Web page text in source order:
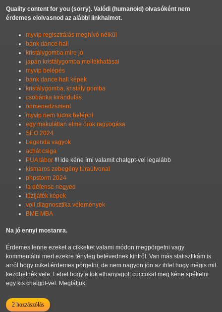
Quality content for you (sorry). Valódi (humanoid) olvasóként nem
érdemes elolvasnod az alábbi linkhalmot.
myvip regisztrálás meghívó nélkül
bank dance hall
kristálygomba mire jó
japán kristálygomba mellékhatásai
myvip belépés
bank dance hall képek
kristálygomba, kristály gomba
csobánka kirándulás
önmenedzsment
myvip nem tudok belépni
egy makulátlan elme örök ragyogása
SEO 2024
Legenda vagyok
achát csiga
PUA tábor !!! ide kéne írni valamit chatgpt-vel legalább
kismaros zebegény túraútvonal
phpstorm 2024
la défense negyed
tüzijáték képek
voll diagnosztika vélemények
BME MBA
Na jó ennyi mostanra.
Érdemes lenne ezeket a cikkeket valami módon megpörgetni vagy
kommentálni mert ezekre tényleg betévednek kintről. Van más statisztikám is
arról hogy miket érdemes pörgetni, de nem nagyon jön az ihlet hogy mégis mit
kezdhetnék vele. Lehet hogy a tök elhanyagolt cuccokat meg kéne spékelni
egy kis chatgpt-vel. Meglátjuk.
2 hozzászólás